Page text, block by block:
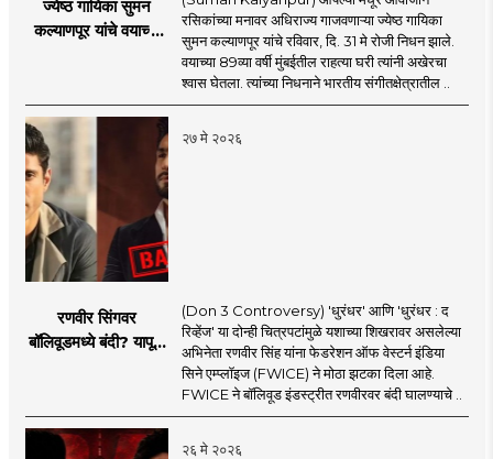
ज्येष्ठ गायिका सुमन
कल्याणपूर यांचे वयाच्या
रसिकांच्या मनावर अधिराज्य गाजवणाऱ्या ज्येष्ठ गायिका
सुमन कल्याणपूर यांचे रविवार, दि. 31 मे रोजी निधन झाले.
वयाच्या 89व्या वर्षी मुंबईतील राहत्या घरी त्यांनी अखेरचा
श्वास घेतला. त्यांच्या निधनाने भारतीय संगीतक्षेत्रातील ..
२७ मे २०२६
रणवीर सिंगवर
बॉलिवूडमध्ये बंदी? यापूर्वी
(Don 3 Controversy) 'धुरंधर' आणि 'धुरंधर : द
रिव्हेंज' या दोन्ही चित्रपटांमुळे यशाच्या शिखरावर असलेल्या
अभिनेता रणवीर सिंह यांना फेडरेशन ऑफ वेस्टर्न इंडिया
सिने एम्प्लॉइज (FWICE) ने मोठा झटका दिला आहे.
FWICE ने बॉलिवूड इंडस्ट्रीत रणवीरवर बंदी घालण्याचे ..
२६ मे २०२६